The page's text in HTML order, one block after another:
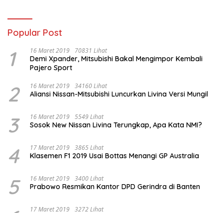
Popular Post
1 16 Maret 2019 70831 Lihat
Demi Xpander, Mitsubishi Bakal Mengimpor Kembali
Pajero Sport
2 16 Maret 2019 34160 Lihat
Aliansi Nissan-Mitsubishi Luncurkan Livina Versi Mungil
3 16 Maret 2019 5549 Lihat
Sosok New Nissan Livina Terungkap, Apa Kata NMI?
4 17 Maret 2019 3865 Lihat
Klasemen F1 2019 Usai Bottas Menangi GP Australia
5 16 Maret 2019 3400 Lihat
Prabowo Resmikan Kantor DPD Gerindra di Banten
17 Maret 2019 3272 Lihat